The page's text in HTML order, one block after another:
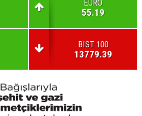
EURO
55.19
BIST 100
13779.39